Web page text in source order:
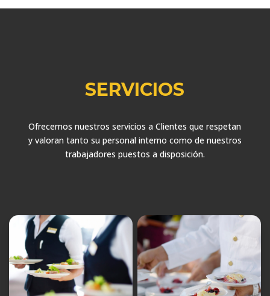
SERVICIOS
Ofrecemos nuestros servicios a Clientes que respetan
y valoran tanto su personal interno como de nuestros
trabajadores puestos a disposición.
 
Ayudante de